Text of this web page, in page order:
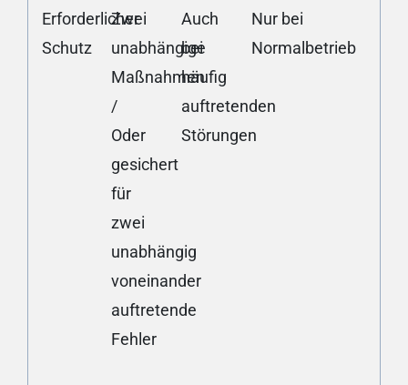
Erforderlicher
Schutz
Zwei
unabhängige
Maßnahmen
/
Oder
gesichert
für
zwei
unabhängig
voneinander
auftretende
Fehler
Auch
bei
häufig
auftretenden
Störungen
Nur bei
Normalbetrieb